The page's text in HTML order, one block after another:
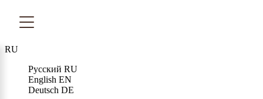
RU
Русский RU
English EN
Deutsch DE